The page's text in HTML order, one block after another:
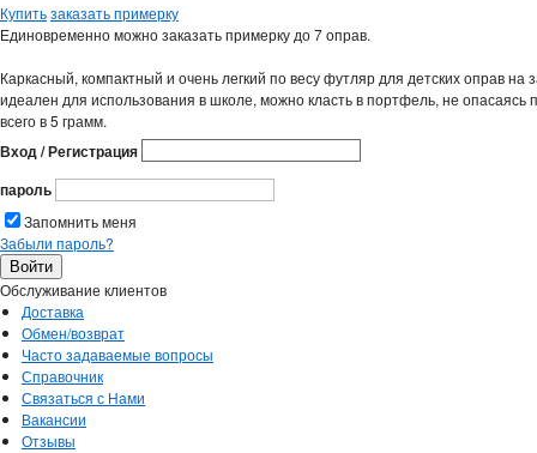
Купитьзаказать примерку
Единовременно можно заказать примерку до 7 оправ.
Каркасный, компактный и очень легкий по весу футляр для детских оправ
идеален для использования в школе, можно класть в портфель, не
всего в 5 грамм.
Вход / Регистрация
пароль
Запомнить меня
Забыли пароль?
Обслуживание клиентов
Доставка
Обмен/возврат
Часто задаваемые вопросы
Справочник
Связаться с Нами
Вакансии
Отзывы